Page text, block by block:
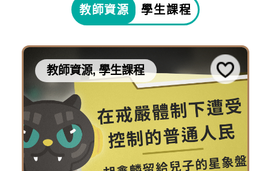
課
程
〈常
設
展
主
題
常
設
展-
2025-
10-
載
資
源
包
教師資源 學生課程
教師資源, 學生課程